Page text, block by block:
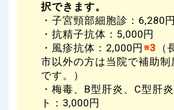
択できます。
・子宮頸部細胞診：6,280円
・抗精子抗体：5,000円
・風疹抗体：2,000円 ※3
市以外の方は当院で補助
です。）
・梅毒、B型肝炎、C型肝
ト：3,000円